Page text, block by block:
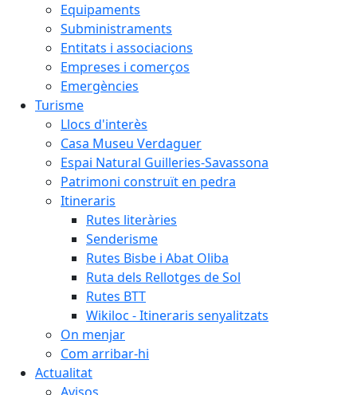
Equipaments
Subministraments
Entitats i associacions
Empreses i comerços
Emergències
Turisme
Llocs d'interès
Casa Museu Verdaguer
Espai Natural Guilleries-Savassona
Patrimoni construït en pedra
Itineraris
Rutes literàries
Senderisme
Rutes Bisbe i Abat Oliba
Ruta dels Rellotges de Sol
Rutes BTT
Wikiloc - Itineraris senyalitzats
On menjar
Com arribar-hi
Actualitat